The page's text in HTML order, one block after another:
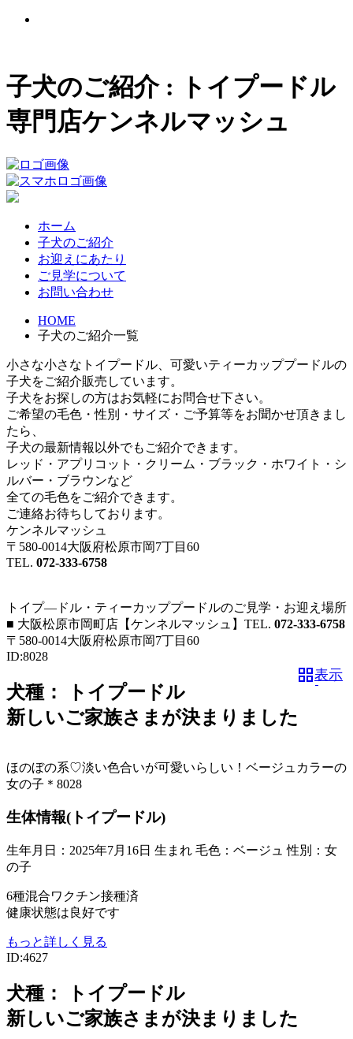
子犬のご紹介 : トイプードル
専門店ケンネルマッシュ
ホーム
子犬のご紹介
お迎えにあたり
ご見学について
お問い合わせ
HOME
子犬のご紹介一覧
小さな小さなトイプードル、可愛いティーカッププードルの
子犬をご紹介販売しています。
子犬をお探しの方はお気軽にお問合せ下さい。
ご希望の毛色・性別・サイズ・ご予算等をお聞かせ頂きまし
たら、
子犬の最新情報以外でもご紹介できます。
レッド・アプリコット・クリーム・ブラック・ホワイト・シ
ルバー・ブラウンなど
全ての毛色をご紹介できます。
ご連絡お待ちしております。
ケンネルマッシュ
〒580-0014大阪府松原市岡7丁目60
TEL. 072-333-6758
トイプ―ドル・ティーカッププードルのご見学・お迎え場所
■ 大阪松原市岡町店【ケンネルマッシュ】TEL. 072-333-6758
〒580-0014大阪府松原市岡7丁目60
grid_view表示
ID:8028
犬種：
トイプードル
新しいご家族さまが決まりました
ほのぼの系♡淡い色合いが可愛いらしい！ベージュカラーの
女の子＊8028
生体情報(トイプードル)
生年月日：2025年7月16日 生まれ 毛色：ベージュ 性別：女
の子
6種混合ワクチン接種済
健康状態は良好です
もっと詳しく見る
ID:4627
犬種：
トイプードル
新しいご家族さまが決まりました